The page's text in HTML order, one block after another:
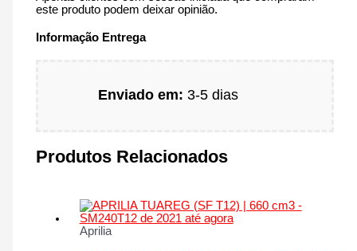
este produto podem deixar opinião.
Informação Entrega
Enviado em: 3-5 dias
Produtos Relacionados
Aprilia